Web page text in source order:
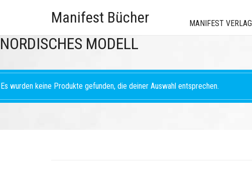
Manifest Bücher MANIFEST VERLAG
NORDISCHES MODELL
Es wurden keine Produkte gefunden, die deiner Auswahl entsprechen.